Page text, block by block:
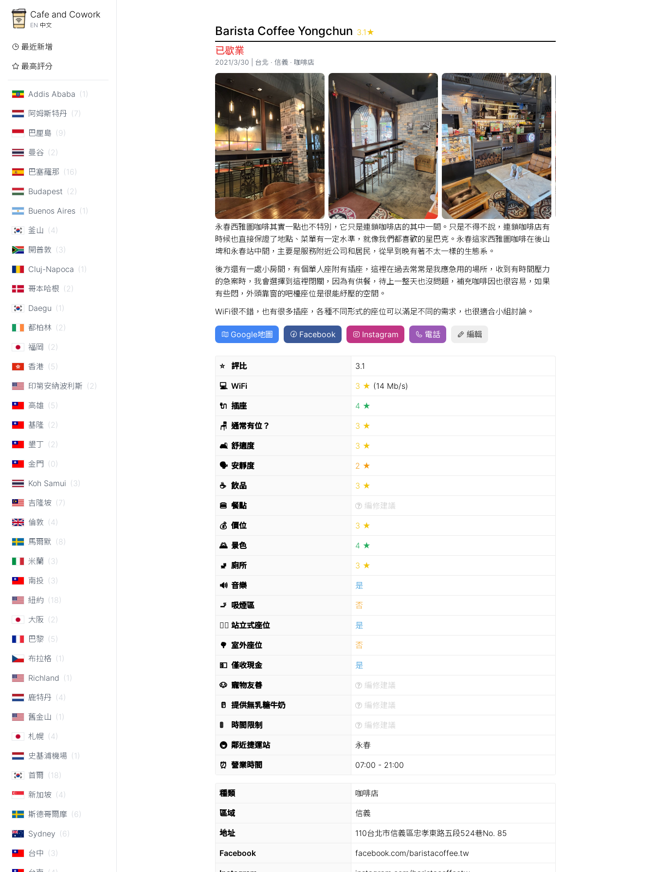
Cafe and Cowork
EN 中文
最近新增
最高評分
Addis Ababa (1)
阿姆斯特丹 (7)
巴厘島 (9)
曼谷 (2)
巴塞羅那 (16)
Budapest (2)
Buenos Aires (1)
釜山 (4)
開普敦 (3)
Cluj-Napoca (1)
哥本哈根 (2)
Daegu (1)
都柏林 (2)
福岡 (2)
香港 (5)
印第安納波利斯 (2)
高雄 (5)
基隆 (2)
墾丁 (2)
金門 (0)
Koh Samui (3)
吉隆坡 (7)
倫敦 (4)
馬爾默 (8)
米蘭 (3)
南投 (3)
紐約 (18)
大阪 (2)
巴黎 (5)
布拉格 (1)
Richland (1)
鹿特丹 (4)
舊金山 (1)
札幌 (4)
史基浦機場 (1)
首爾 (18)
新加坡 (4)
斯德哥爾摩 (6)
Sydney (6)
台中 (3)
Barista Coffee Yongchun 3.1 ★
已歇業
2021/3/30 台北 · 信義 · 咖啡店
永春西雅圖咖啡其實一點也不特別，它只是連鎖咖啡店的其中一間。只是不得不說，連鎖咖啡店有
時候也直接保證了地點、菜單有一定水準，就像我們都喜歡的星巴克。永春這家西雅圖咖啡在後山
埤和永春站中間，主要是服務附近公司和居民，從早到晚有著不太一樣的生態系。
後方還有一處小房間，有個單人座附有插座，這裡在過去常常是我應急用的場所，收到有時間壓力
的急案時，我會選擇到這裡閉關，因為有供餐，待上一整天也沒問題，補充咖啡因也很容易，如果
有些悶，外頭靠窗的吧檯座位是很能紓壓的空間。
WiFi很不錯，也有很多插座，各種不同形式的座位可以滿足不同的需求，也很適合小組討論。
Google地圖 Facebook Instagram 電話 編輯
⭐️ 評比 3.1
💻 WiFi 3 ★ (14 Mb/s)
🔌 插座 4 ★
🪑 通常有位？ 3 ★
🛋 舒適度 3 ★
🗣 安靜度 2 ★
☕️ 飲品 3 ★
🍔 餐點 編修建議
💰 價位 3 ★
🌄 景色 4 ★
🚽 廁所 3 ★
🔊 音樂 是
🚬 吸煙區 否
🧍‍♂️ 站立式座位 是
🌳 室外座位 否
💵 僅收現金 是
🐶 寵物友善 編修建議
🥛 提供無乳糖牛奶 編修建議
🚦 時間限制 編修建議
🚇 鄰近捷運站 永春
⏰ 營業時間 07:00 - 21:00
種類 咖啡店
區域 信義
地址 110台北市信義區忠孝東路五段524巷No. 85
Facebook facebook.com/baristacoffee.tw